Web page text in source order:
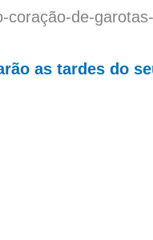
de-
as tardes do